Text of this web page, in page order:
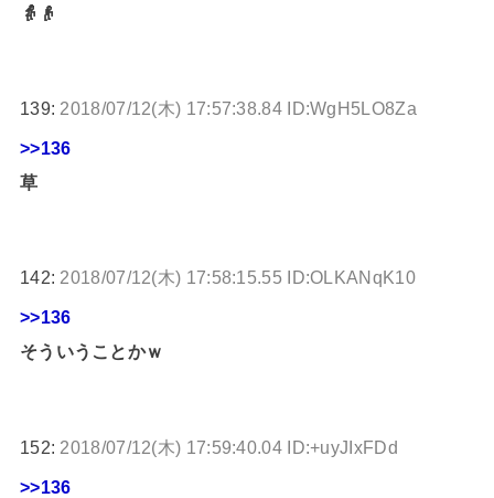
👵👴
139: 2018/07/12(木) 17:57:38.84 ID:WgH5LO8Za
>>136
草
142: 2018/07/12(木) 17:58:15.55 ID:OLKANqK10
>>136
そういうことかｗ
152: 2018/07/12(木) 17:59:40.04 ID:+uyJIxFDd
>>136